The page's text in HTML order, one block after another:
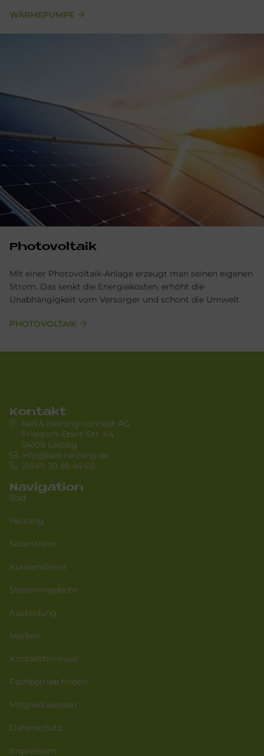
WÄRMEPUMPE
Photovoltaik
Mit einer Photovoltaik-Anlage erzeugt man seinen eigenen
Strom. Das senkt die Energiekosten, erhöht die
Unabhängigkeit vom Versorger und schont die Umwelt.
PHOTOVOLTAIK
Kontakt
bad & heizung concept AG
Friedrich-Ebert-Str. 64
04109 Leipzig
info@bad-heizung.de
(0341) 30 85 45 65
Navigation
Bad
Heizung
Solarstrom
Kundendienst
Stellenangebote
Ausbildung
Marken
Kontaktformular
Fachbetrieb finden
Mitglied werden
Datenschutz
Impressum